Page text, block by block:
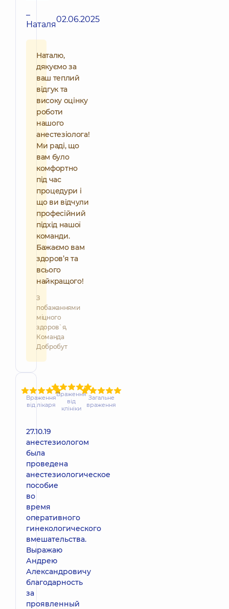
–
Наталя02.06.2025
Наталю,
дякуємо за
ваш теплий
відгук та
високу оцінку
роботи
нашого
анестезіолога!
Ми раді, що
вам було
комфортно
під час
процедури і
що ви відчули
професійний
підхід нашої
команди.
Бажаємо вам
здоров’я та
всього
найкращого!
З
побажаннями
міцного
здоров`я,
Команда
Добробут
Враження
від лікаря
Враження
від
клініки
Загальне
враження
27.10.19
анестезиологом
была
проведена
анестезиологическое
пособие
во
время
оперативного
гинекологического
вмешательства.
Выражаю
Андрею
Александровичу
благодарность
за
проявленный